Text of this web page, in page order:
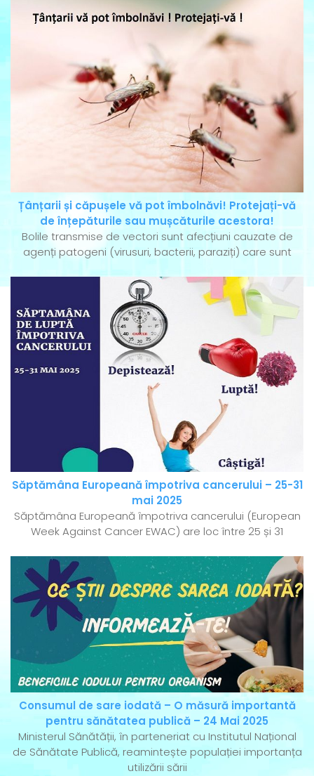
Țânțarii și căpușele vă pot îmbolnăvi! Protejați-vă
de înțepăturile sau mușcăturile acestora!
Bolile transmise de vectori sunt afecțiuni cauzate de
agenți patogeni (virusuri, bacterii, paraziți) care sunt
Săptămâna Europeană împotriva cancerului – 25-31
mai 2025
Săptămâna Europeană împotriva cancerului (European
Week Against Cancer EWAC) are loc între 25 și 31
Consumul de sare iodată – O măsură importantă
pentru sănătatea publică – 24 Mai 2025
Ministerul Sănătății, în parteneriat cu Institutul Național
de Sănătate Publică, reamintește populației importanța
utilizării sării